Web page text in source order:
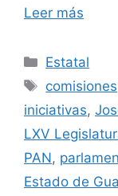
Leer más
Categorías
Estatal
Etiquetas
comisiones
iniciativas,
LXV
PAN,
Estado de